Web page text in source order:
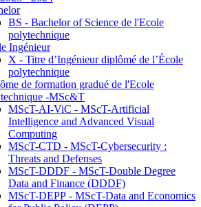
BS - Bachelor of Science de l'Ecole
polytechnique
Ingénieur
X - Titre d’Ingénieur diplômé de l’École
polytechnique
de formation gradué de l'Ecole
-MSc&T
MScT-AI-ViC - MScT-Artificial
Intelligence and Advanced Visual
Computing
MScT-CTD - MScT-Cybersecurity :
Threats and Defenses
MScT-DDDF - MScT-Double Degree
Data and Finance (DDDF)
MScT-DEPP - MScT-Data and Economics